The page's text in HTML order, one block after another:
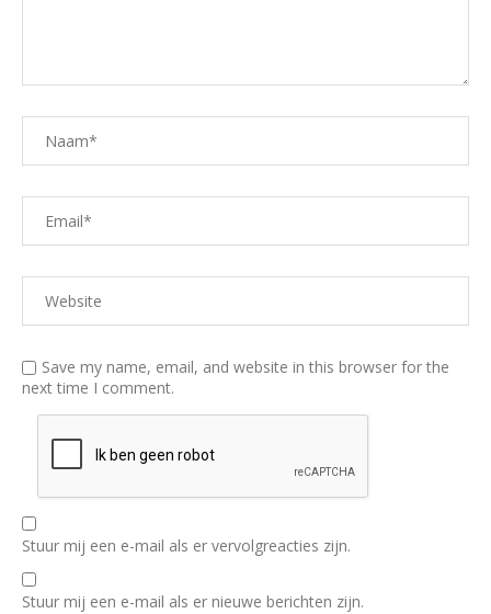
Save my name, email, and website in this browser for the
next time I comment.
Stuur mij een e-mail als er vervolgreacties zijn.
Stuur mij een e-mail als er nieuwe berichten zijn.